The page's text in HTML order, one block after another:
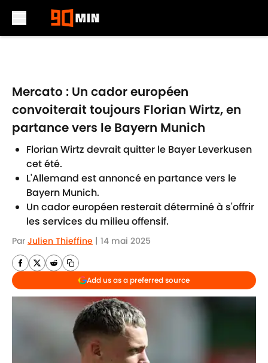
Mercato : Un cador européen
convoiterait toujours Florian Wirtz, en
partance vers le Bayern Munich
Florian Wirtz devrait quitter le Bayer Leverkusen
cet été.
L'Allemand est annoncé en partance vers le
Bayern Munich.
Un cador européen resterait déterminé à s'offrir
les services du milieu offensif.
Par Julien Thieffine | 14 mai 2025
Add us as a preferred source